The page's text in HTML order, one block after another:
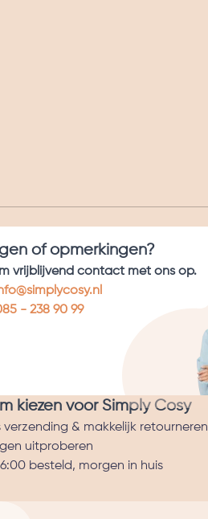
of opmerkingen?
vrijblijvend contact met ons op.
- 238 90 99
kiezen voor Simply Cosy
verzending & makkelijk retourneren
uitproberen
besteld, morgen in huis